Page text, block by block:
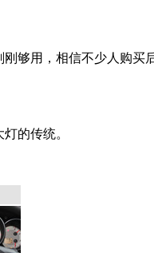
够用，相信不少人购买
的传统。